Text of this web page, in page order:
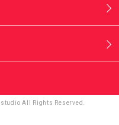
All Rights Reserved.